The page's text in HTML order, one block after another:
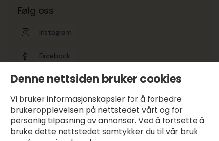
Følg oss
Instagram
Facebook
Google-vurdering
Hold deg oppdatert
Denne nettsiden bruker cookies
Vi bruker informasjonskapsler for å forbedre
brukeropplevelsen på nettstedet vårt og for
personlig tilpasning av annonser. Ved å fortsette å
bruke dette nettstedet samtykker du til vår bruk